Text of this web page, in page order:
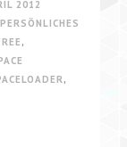
2012
PERSÖNLICHES
,
,